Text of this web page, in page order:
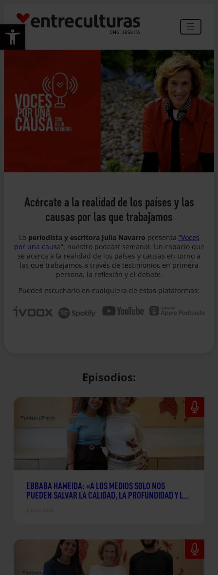
Abrir barra de herramientas
Acércate a la realidad de los países y las
causas por las que trabajamos
La periodista y escritora Julia Navarro presenta “Voces
por una causa”, nuestro podcast semanal. Un espacio que
se acerca a la realidad de los países y causas en torno a
las que trabajamos a través de testimonios en primera
persona, la reflexión y el debate.
Puedes escucharlo en cualquiera de estas plataformas:
Episodios:
EBBABA HAMEIDA: «A LOS MEDIOS SOLO NOS
PUEDEN SALVAR LA CALIDAD, LA PROFUNDIDAD Y LAS